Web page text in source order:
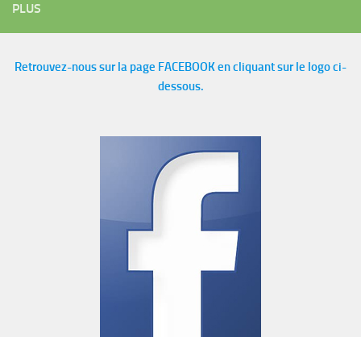
PLUS
Retrouvez-nous sur la page FACEBOOK en cliquant sur le logo ci-
dessous.